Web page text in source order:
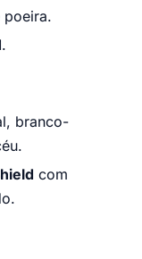
poeira.
branco-
com